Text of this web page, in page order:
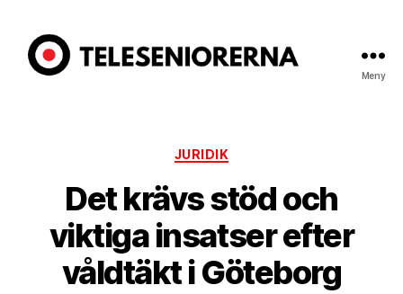
Meny
Kategorier
JURIDIK
Det krävs stöd och
viktiga insatser efter
våldtäkt i Göteborg